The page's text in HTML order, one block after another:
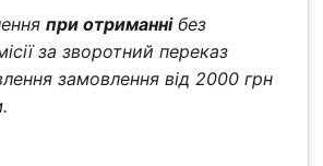
при отриманнібез
за зворотний переказ
замовлення від 2000 грн